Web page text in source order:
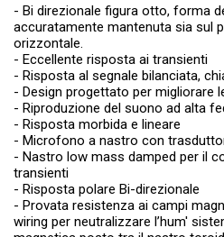
- Bi direzionale figura otto, forma
accuratamente mantenuta sia sul
orizzontale.
- Eccellente risposta ai transienti
- Risposta al segnale bilanciata,
- Design progettato per migliorare
- Riproduzione del suono ad alta
- Risposta morbida e lineare
- Microfono a nastro con
- Nastro low mass damped per il
transienti
- Risposta polare Bi-direzionale
- Provata resistenza ai campi
wiring per neutralizzare l’hum'